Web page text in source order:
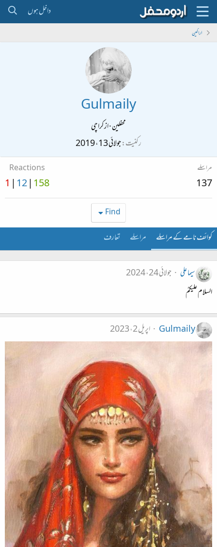
داخل ہوں
اراکین
Gulmaily
محفلین·ازکراچی
رکنیت جولائی 13، 2019
مراسلے
137
Reactions
158
12
1
Find
کوائف نامے کے مراسلے مراسلے تعارف
سیما علی
جولائی 24، 2024
السلام علیکمُ
Gulmaily اپریل 2، 2023